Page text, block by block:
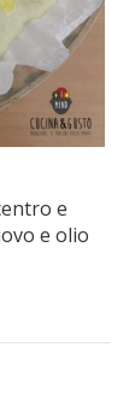
e
e olio